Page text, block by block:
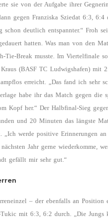
sie von der Aufgabe ihrer
gegen Franziska Sziedat 6:3,
deutlich entspannter.“ Froh
hatten. Was man von den
Break musste. Im Viertelfinale
(BASF TC Ludwigshafen) mit
erreicht. „Das fand ich sehr
habe ihr das Match gegen die
Kopf her.“ Der Halbfinal-Sieg
und 20 Minuten das längste
werde positive Erinnerungen
Jahr gerne wiederkomme,
gefällt mir sehr gut.“
– der ebenfalls an
Tukic mit 6:3, 6:2 durch. „Die